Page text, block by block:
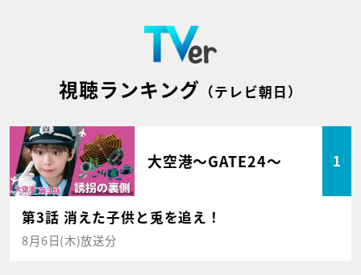
視聴ランキング （テレビ朝日）
大空港～GATE24～ 1
第3話 消えた子供と兎を追え！
8月6日(木)放送分